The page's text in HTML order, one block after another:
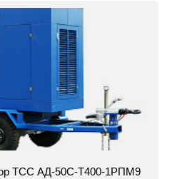
ТСС АД-50С-Т400-1РПМ9